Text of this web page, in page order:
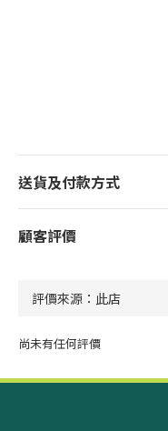
送貨及付款方式
顧客評價
尚未有任何評價